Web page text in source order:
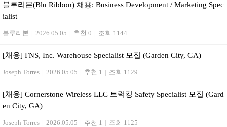
블루리본(Blu Ribbon) 채용: Business Development / Marketing Spec
ialist
블루리본 | 2026.05.05 | 추천 0 | 조회 1144
[채용] FNS, Inc. Warehouse Specialist 모집 (Garden City, GA)
Joseph Torres | 2026.05.05 | 추천 1 | 조회 1129
[채용] Cornerstone Wireless LLC 트럭킹 Safety Specialist 모집 (Gard
en City, GA)
Joseph Torres | 2026.05.05 | 추천 1 | 조회 1125